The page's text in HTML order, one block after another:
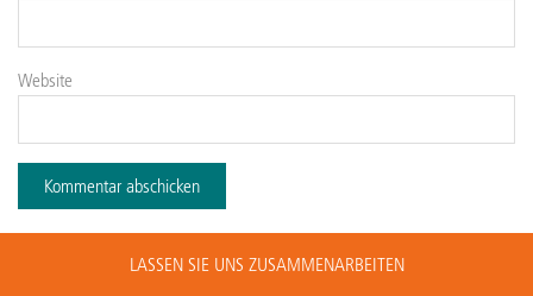
Website
LASSEN SIE UNS ZUSAMMENARBEITEN